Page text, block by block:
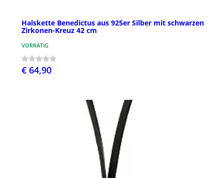
Halskette Benedictus aus 925er Silber mit schwarzen
Zirkonen-Kreuz 42 cm
VORRÄTIG
€ 64,90